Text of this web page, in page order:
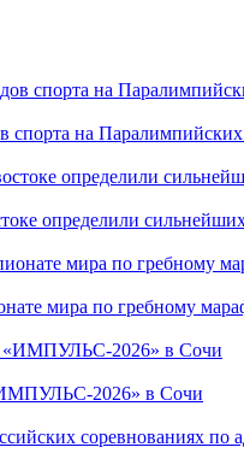
на Паралимпийских
определили
мира по гребному
2026» в Сочи